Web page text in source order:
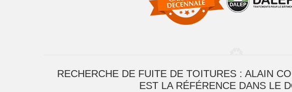
RECHERCHE DE FUITE DE TOITURES : ALAIN
EST LA RÉFÉRENCE DANS LE